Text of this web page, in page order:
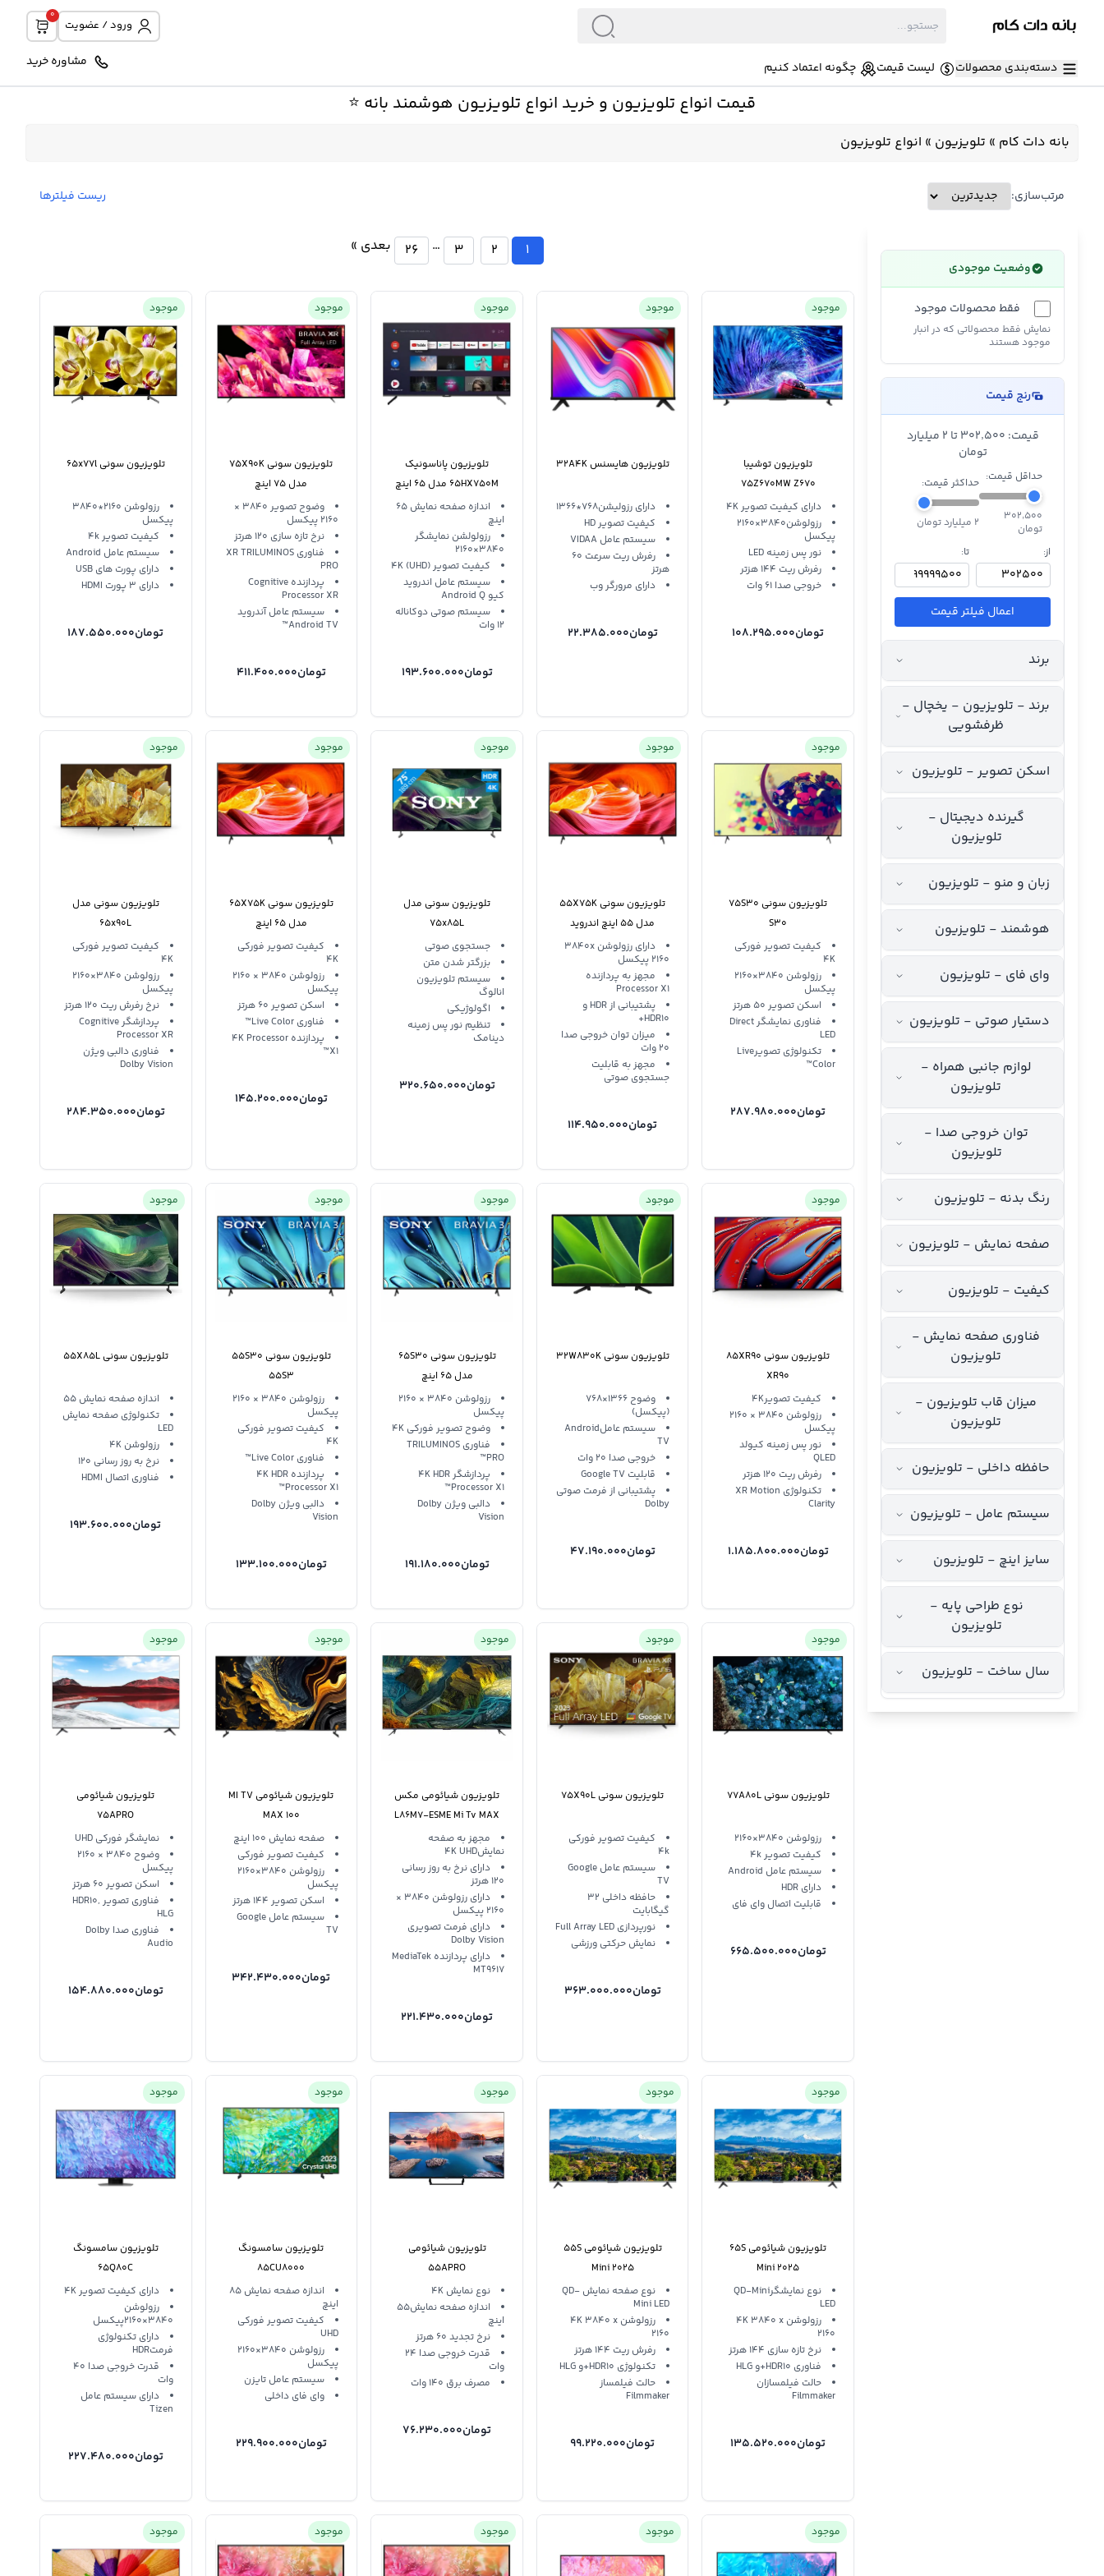
ورود / عضویت
0
دسته‌بندی محصولات لیست قیمت چگونه اعتماد کنیم مشاوره خرید
قیمت انواع تلویزیون و خرید انواع تلویزیون هوشمند بانه ⭐️
بانه دات کام » تلویزیون » انواع تلویزیون
مرتب‌سازی: ریست فیلترها
وضعیت موجودی
فقط محصولات موجود
نمایش فقط محصولاتی که در انبار
موجود هستند
رنج قیمت
قیمت: ۳۰۲٬۵۰۰ تا 2 میلیارد
تومان
حداقل قیمت:
۳۰۲٬۵۰۰
تومان
حداکثر قیمت:
2 میلیارد تومان
از:
تا:
اعمال فیلتر قیمت
برند
برند - تلویزیون - یخچال -
ظرفشویی
اسکن تصویر - تلویزیون
گیرنده دیجیتال -
تلویزیون
زبان و منو - تلویزیون
هوشمند - تلویزیون
وای فای - تلویزیون
دستیار صوتی - تلویزیون
لوازم جانبی همراه -
تلویزیون
توان خروجی صدا -
تلویزیون
رنگ بدنه - تلویزیون
صفحه نمایش - تلویزیون
کیفیت - تلویزیون
فناوری صفحه نمایش -
تلویزیون
میزان قاب تلویزیون -
تلویزیون
حافظه داخلی - تلویزیون
سیستم عامل - تلویزیون
سایز اینچ - تلویزیون
نوع طراحی پایه -
تلویزیون
سال ساخت - تلویزیون
1
2
3
…
26 بعدی »
موجود
تلویزیون توشیبا
75Z670MW Z670
دارای کیفیت تصویر 4K
رزولوشن3840×2160
پیکسل
نور پس زمینه LED
رفرش ریت 144 هزتر
خروجی صدا 61 وات
تومان108.295.000
موجود
تلویزیون هایسنس 32A4K
دارای رزولیشن768*1366
کیفیت تصویر HD
سیستم عامل VIDAA
رفرش ريت سرعت 60
هرتز
دارای مرورگر وب
تومان22.385.000
موجود
تلویزیون پاناسونیک
65HX750M مدل 65 اینچ
فورکی
اندازه صفحه نمایش 65
اینچ
رزولولشن نمایشگر
3840×2160
کیفیت تصویر 4K (UHD)
سیستم عامل اندروید
کیو Android Q
سیستم صوتی دوکاناله
12 وات
تومان193.600.000
موجود
تلویزیون سونی 75X90K
مدل 75 اینچ
وضوح تصویر 3840 ×
2160 پیکسل
نرخ تازه سازی 120 هرتز
فناوری XR TRILUMINOS
PRO
پردازنده Cognitive
Processor XR
سیستم عامل آندروید
Android TV™
تومان411.400.000
موجود
تلویزیون سونی 65x77l
رزولوشن 2160*3840
پیکسل
کیفیت تصویر 4k
سیستم عامل Android
دارای پورت های USB
دارای 3 پورت HDMI
تومان187.550.000
موجود
تلویزیون سونی 75S30
S30
کیفیت تصویر فورکی
4K
رزولوشن 3840×2160
پیکسل
اسکن تصویر 50 هرتز
فناوری نمایشگر Direct
LED
تکنولوژی تصویرLive
Color™
تومان287.980.000
موجود
تلویزیون سونی 55X75K
مدل 55 اینچ اندروید
دارای رزولوشن 3840x
2160 پیکسل
مجهز به پردازنده
Processor X1
پشتیبانی از HDR و
HDR10+
میزان توان خروجی صدا
20 وات
مجهز به قابلیت
جستجوی صوتی
تومان114.950.000
موجود
تلویزیون سونی مدل
75x85L
جستجوی صوتی
بزرگتر شدن متن
سیستم تلویزیون
انالوگ
اگولوژیکی
تنظیم نور پس زمینه
دینامک
تومان320.650.000
موجود
تلویزیون سونی 65X75K
مدل 65 اینچ
کیفیت تصویر فورکی
4K
رزولوشن 3840 ‍× 2160
پیکسل
اسکن تصویر 60 هرتز
فناوری Live Color™
پردازنده 4K Processor
X1™
تومان145.200.000
موجود
تلویزیون سونی مدل
65x90L
کیفیت تصویر فورکی
4K
رزولوشن 3840×2160
پیکسل
نرخ رفرش ریت 120 هرتز
پردازشگر Cognitive
Processor XR
فناوری دالبی ویژن
Dolby Vision
تومان284.350.000
موجود
تلویزیون سونی 85XR90
XR90
کیفیت تصویر4K
رزولوشن 3840 × 2160
پیکسل
نور پس زمینه کیولد
QLED
رفرش ریت 120 هزتر
تکنولوژی XR Motion
Clarity
تومان1.185.800.000
موجود
تلویزیون سونی 32W830K
وضوح 1366×768
(پیکسل)
سیستم عاملAndroid
TV
خروجی صدا 20 وات
قابلیت Google TV
پشتیبانی از فرمت صوتی
Dolby
تومان47.190.000
موجود
تلویزیون سونی 65S30
مدل 65 اینچ
رزولوشن 3840 × 2160
پیکسل
وضوح تصویر فورکی 4K
فناوری TRILUMINOS
PRO™
پردازشگر 4K HDR
Processor X1™
دالبی ویژن Dolby
Vision
تومان191.180.000
موجود
تلویزیون سونی 55S30
55S3
رزولوشن 3840 × 2160
پیکسل
کیفیت تصویر فورکی
4K
فناوری Live Color™
پردازنده 4K HDR
Processor X1™
دالبی ویژن Dolby
Vision
تومان133.100.000
موجود
تلویزیون سونی 55X85L
اندازه صفحه نمایش 55
تکنولوژی صفحه نمایش
LED
رزولوشن 4K
نرخ به روز رسانی 120
فناوری اتصال HDMI
تومان193.600.000
موجود
تلویزیون سونی 77A80L
رزولوشن 3840×2160
کیفیت تصویر 4k
سیستم عامل Android
دارای HDR
قابلیت اتصال وای فای
تومان665.500.000
موجود
تلویزیون سونی 75X90L
کیفیت تصویر فورکی
4k
سیستم عامل Google
TV
حافظه داخلی 32
گیگابایت
نورپردازی Full Array LED
نمایش حرکتی ورزشی
تومان363.000.000
موجود
تلویزیون شیائومی مکس
L86M7-ESME Mi Tv MAX
86
مجهز به صفحه
نمایش4K UHD
دارای نرخ به روز رسانی
120 هرتز
دارای رزولوشن 3840 ×
2160 پیکسل
دارای فرمت تصویری
Dolby Vision
دارای پردازنده MediaTek
MT9617
تومان221.430.000
موجود
تلویزیون شیائومی MI TV
MAX 100
صفحه نمایش 100 اینچ
کیفیت تصویر فورکی
رزولوشن 3840×2160
پیکسل
اسکن تصویر 144 هرتز
سیستم عامل Google
TV
تومان342.430.000
موجود
تلویزیون شیائومی
75APRO
نمایشگر فورکی UHD
وضوح 3840 × 2160
پیکسل
اسکن تصویر 60 هرتز
فناوری تصویر HDR10,
HLG
فناوری صدا Dolby
Audio
تومان154.880.000
موجود
تلویزیون شیائومی 65S
Mini 2025
نوع نمایشگرQD-Mini
LED
رزولوشن 4K 3840 x
2160
نرخ تازه سازی 144 هرتز
فناوری HDR10+و HLG
حالت فیلمسازان
Filmmaker
تومان135.520.000
موجود
تلویزیون شیائومی 55S
Mini 2025
نوع صفحه نمایش QD-
Mini LED
رزولوشن 4K 3840 x
2160
رفرش ریت 144 هرتز
تکنولوژی HDR10+و HLG
حالت فیلمساز
Filmmaker
تومان99.220.000
موجود
تلویزیون شیائومی
55APRO
نوع نمایش 4K
اندازه صفحه نمایش55
اینچ
نرخ تجدید 60 هرتز
قدرت خروجی صدا 24
وات
مصرف برق 140 وات
تومان76.230.000
موجود
تلویزیون سامسونگ
85CU8000
اندازه صفحه نمایش 85
اینچ
کیفیت تصویر فورکی
UHD
رزولوشن 3840×2160
پیکسل
سیستم عامل تایزن
وای فای داخلی
تومان229.900.000
موجود
تلویزیون سامسونگ
65Q80C
دارای کیفیت تصویر 4K
رزولوشن
3840×2160پیکسل
دارای تکنولوژی
فرمتHDR
قدرت خروجی صدا 40
وات
دارای سیستم عامل
Tizen
تومان227.480.000
موجود موجود موجود موجود موجود